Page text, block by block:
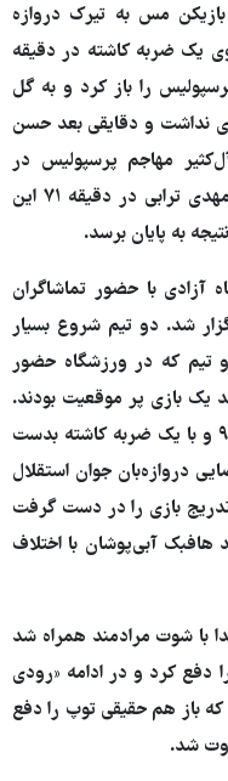
مس به تیرک دروازه
یک ضربه کاشته در دقیقه
را باز کرد و به گل
نداشت و دقایقی بعد حسن
مهاجم پرسپولیس در
محوطه جریمه مس را پنالتی اعلام کرد. مهدی ترابی در دقیقه ۷۱ این
به پایان برسد.
با حضور تماشاگران
شد. دو تیم شروع بسیار
تیم که در ورزشگاه حضور
یک بازی پر موقعیت بودند.
نخستین موقعیت را تیم نساجی در دقیقه ۹ و با یک ضربه کاشته بدست
دروازه‌بان جوان استقلال
بازی را در دست گرفت
هافبک آبی‌پوشان با اختلاف
استقلال ابتدا با شوت مرادمند همراه شد
دفع کرد و در ادامه «رودی
باز هم حقیقی توپ را دفع
شد.